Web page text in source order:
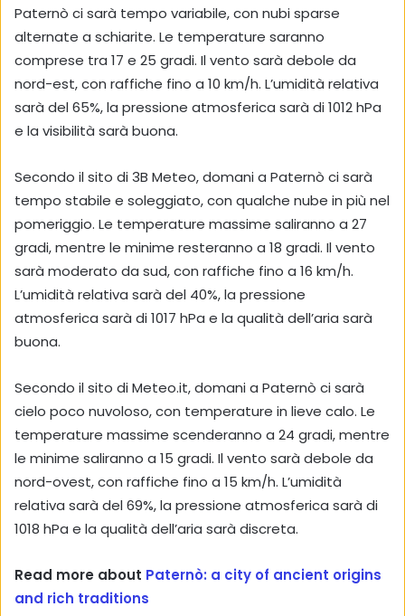
Paternò ci sarà tempo variabile, con nubi sparse
alternate a schiarite. Le temperature saranno
comprese tra 17 e 25 gradi. Il vento sarà debole da
nord-est, con raffiche fino a 10 km/h. L’umidità relativa
sarà del 65%, la pressione atmosferica sarà di 1012 hPa
e la visibilità sarà buona.
Secondo il sito di 3B Meteo, domani a Paternò ci sarà
tempo stabile e soleggiato, con qualche nube in più nel
pomeriggio. Le temperature massime saliranno a 27
gradi, mentre le minime resteranno a 18 gradi. Il vento
sarà moderato da sud, con raffiche fino a 16 km/h.
L’umidità relativa sarà del 40%, la pressione
atmosferica sarà di 1017 hPa e la qualità dell’aria sarà
buona.
Secondo il sito di Meteo.it, domani a Paternò ci sarà
cielo poco nuvoloso, con temperature in lieve calo. Le
temperature massime scenderanno a 24 gradi, mentre
le minime saliranno a 15 gradi. Il vento sarà debole da
nord-ovest, con raffiche fino a 15 km/h. L’umidità
relativa sarà del 69%, la pressione atmosferica sarà di
1018 hPa e la qualità dell’aria sarà discreta.
Read more about Paternò: a city of ancient origins
and rich traditions